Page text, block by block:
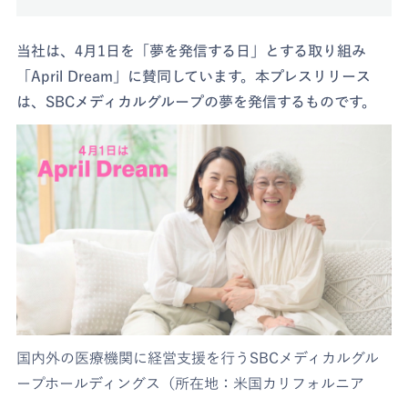
当社は、4月1日を「夢を発信する日」とする取り組み
「April Dream」に賛同しています。本プレスリリース
は、SBCメディカルグループの夢を発信するものです。
国内外の医療機関に経営支援を行うSBCメディカルグル
ープホールディングス（所在地：米国カリフォルニア